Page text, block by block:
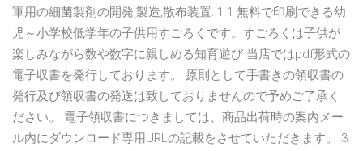
軍用の細菌製剤の開発,製造,散布装置: 1 1 無料で印刷できる幼
児～小学校低学年の子供用すごろくです。すごろくは子供が
楽しみながら数や数字に親しめる知育遊び 当店ではpdf形式の
電子収書を発行しております。 原則として手書きの領収書の
発行及び領収書の発送は致しておりませんので予めご了承く
ださい。 電子領収書につきましては、商品出荷時の案内メー
ル内にダウンロード専用URLの記載をさせていただきます。 3.